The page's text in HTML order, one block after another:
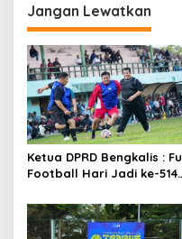
a
s
i
p
o
s
Jangan Lewatkan
Ketua DPRD Bengkalis :
Football Hari Jadi ke-514
Silaturahmi dan Perkuat
Sinergitas.